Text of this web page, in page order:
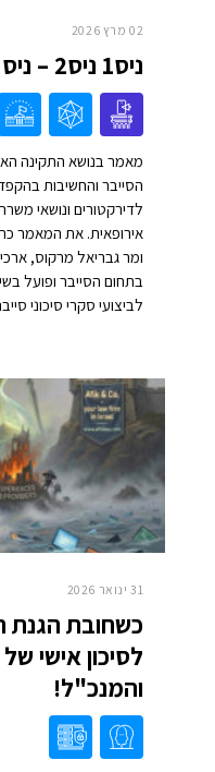
02 מרץ 2026
ניס1 ניס2 – ניס הוא?
מאמר בנושא התקינה
הסייבר והחשיבות
לדירקטורים ונושאי
אירופאית. את המאמר
ומר גבריאל מרקוס,
בתחום הסייבר ופועל
לביצועי סקרי סיכוני
31 ינואר 2026
כשחובת הגנת
לסיכון אישי
והמנכ"ל!